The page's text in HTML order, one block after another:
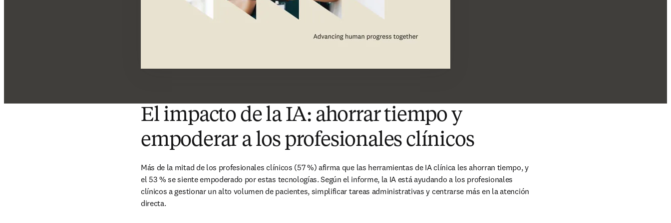
El impacto de la IA: ahorrar tiempo y
empoderar a los profesionales clínicos
Más de la mitad de los profesionales clínicos (57 %) afirma que las herramientas de IA clínica les ahorran tiempo, y
el 53 % se siente empoderado por estas tecnologías. Según el informe, la IA está ayudando a los profesionales
clínicos a gestionar un alto volumen de pacientes, simplificar tareas administrativas y centrarse más en la atención
directa.